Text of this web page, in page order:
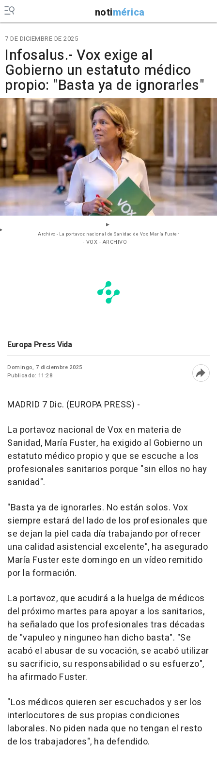
notimérica
7 DE DICIEMBRE DE 2025
Infosalus.- Vox exige al
Gobierno un estatuto médico
propio: "Basta ya de ignorarles"
Archivo - La portavoz nacional de Sanidad de Vox, María Fuster
- VOX - ARCHIVO
Europa Press Vida
Domingo, 7 diciembre 2025
Publicado: 11:28
MADRID 7 Dic. (EUROPA PRESS) -
La portavoz nacional de Vox en materia de
Sanidad, María Fuster, ha exigido al Gobierno un
estatuto médico propio y que se escuche a los
profesionales sanitarios porque "sin ellos no hay
sanidad".
"Basta ya de ignorarles. No están solos. Vox
siempre estará del lado de los profesionales que
se dejan la piel cada día trabajando por ofrecer
una calidad asistencial excelente", ha asegurado
María Fuster este domingo en un vídeo remitido
por la formación.
La portavoz, que acudirá a la huelga de médicos
del próximo martes para apoyar a los sanitarios,
ha señalado que los profesionales tras décadas
de "vapuleo y ninguneo han dicho basta". "Se
acabó el abusar de su vocación, se acabó utilizar
su sacrificio, su responsabilidad o su esfuerzo",
ha afirmado Fuster.
"Los médicos quieren ser escuchados y ser los
interlocutores de sus propias condiciones
laborales. No piden nada que no tengan el resto
de los trabajadores", ha defendido.